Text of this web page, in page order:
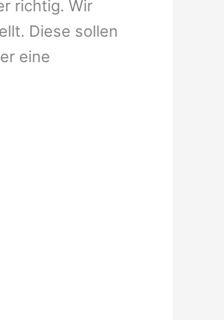
richtig. Wir
Diese sollen
eine